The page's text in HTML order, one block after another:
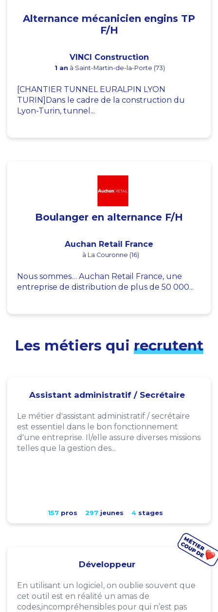
Alternance mécanicien engins TP
F/H
VINCI Construction
1 an à Saint-Martin-de-la-Porte (73)
[CHANTIER TUNNEL EURALPIN LYON
TURIN]Dans le cadre de la construction du
Lyon-Turin, tunnel...
Boulanger en alternance F/H
Auchan Retail France
à La Couronne (16)
Nous sommes… Auchan Retail France, une
entreprise de distribution de plus de 50 000...
Les métiers qui recrutent
Assistant administratif / Secrétaire
Le métier d'assistant administratif / secrétaire
est essentiel dans le bon fonctionnement
d'une entreprise. Il/elle assure diverses missions
telles que la gestion des...
157pros 297jeunes 4stages
Développeur
En utilisant un logiciel, on oublie souvent que
cet outil est en réalité un amas de
codes,incompréhensibles pour qui n’est pas